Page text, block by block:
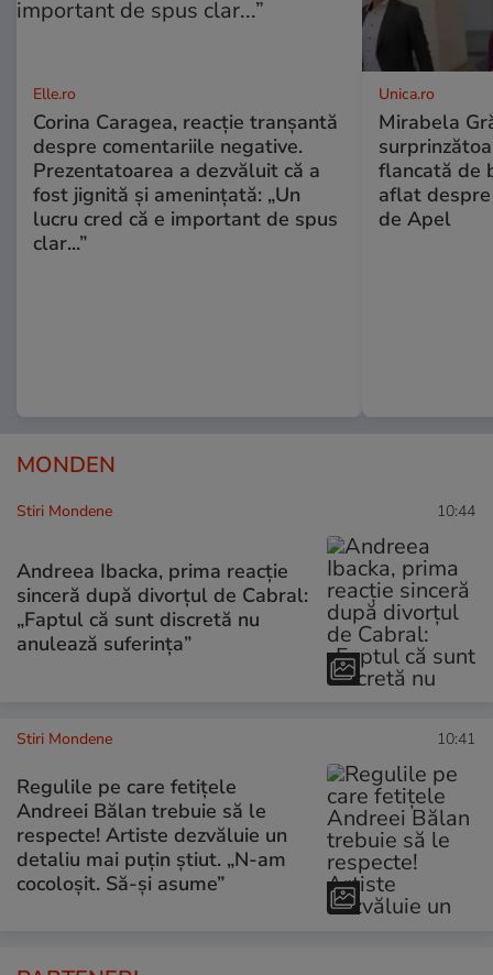
Elle.ro
Corina Caragea, reacție tranșantă
despre comentariile negative.
Prezentatoarea a dezvăluit că a
fost jignită și amenințată: „Un
lucru cred că e important de spus
clar...”
Unica.ro
Mirabela
flancată de
aflat
de Apel
MONDEN
Stiri Mondene 10:44
Andreea Ibacka, prima reacție
sinceră după divorțul de Cabral:
„Faptul că sunt discretă nu
anulează suferința”
Stiri Mondene 10:41
Regulile pe care fetițele
Andreei Bălan trebuie să le
respecte! Artiste dezvăluie un
detaliu mai puțin știut. „N-am
cocoloșit. Să-și asume”